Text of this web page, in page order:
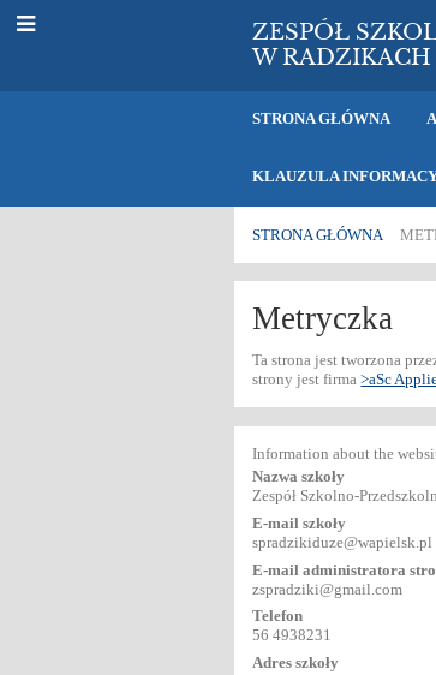
ZESPÓŁ
W
STRONA GŁÓWNA
KLAUZULA
STRONA GŁÓWNA
Metryczka
Metryczka
Ta strona jest tworzona
strony jest firma>aSc
Information about the
Nazwa szkoły
Zespół Szkolno-
E-mail szkoły
spradzikiduze@wapielsk.pl
E-mail administratora
zspradziki@gmail.com
Telefon
56 4938231
Adres szkoły